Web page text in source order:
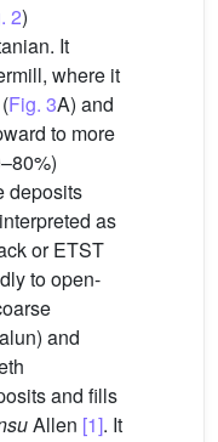
2)
It
where it
Fig. 3A) and
to more
deposits
as
or ETST
to open-
and
and fills
Allen [1]. It